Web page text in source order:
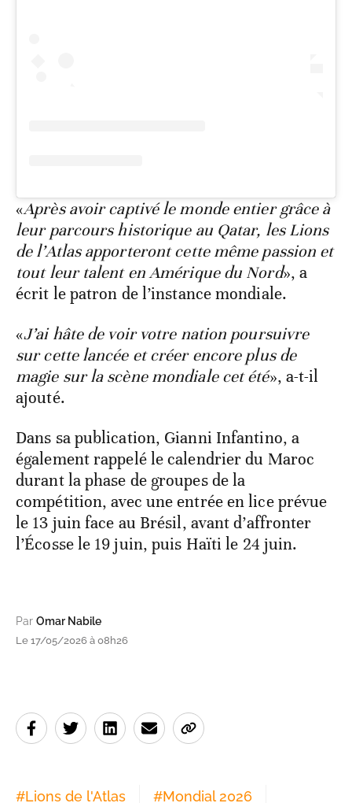
«Après avoir captivé le monde entier grâce à
leur parcours historique au Qatar, les Lions
de l’Atlas apporteront cette même passion et
tout leur talent en Amérique du Nord», a
écrit le patron de l’instance mondiale.
«J’ai hâte de voir votre nation poursuivre
sur cette lancée et créer encore plus de
magie sur la scène mondiale cet été», a-t-il
ajouté.
Dans sa publication, Gianni Infantino, a
également rappelé le calendrier du Maroc
durant la phase de groupes de la
compétition, avec une entrée en lice prévue
le 13 juin face au Brésil, avant d’affronter
l’Écosse le 19 juin, puis Haïti le 24 juin.
Par Omar Nabile
Le 17/05/2026 à 08h26
#Lions de l'Atlas #Mondial 2026